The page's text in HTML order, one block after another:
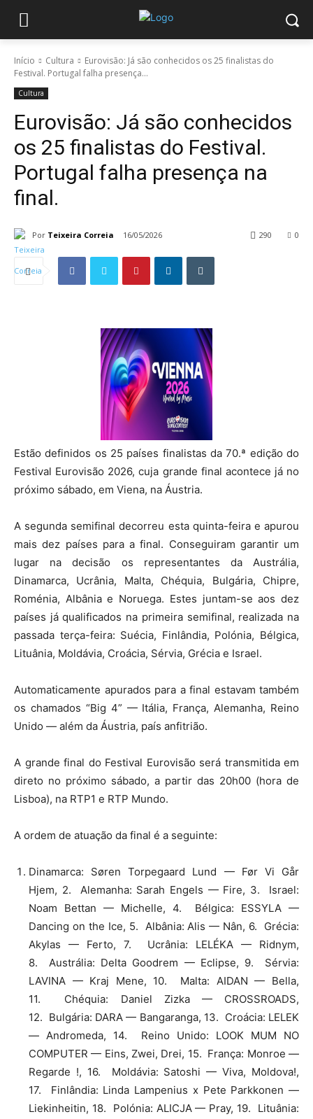
Início Cultura
Eurovisão: Já são conhecidos os 25 finalistas do
Festival. Portugal falha presença...
Cultura
Eurovisão: Já são conhecidos
os 25 finalistas do Festival.
Portugal falha presença na
final.
Por Teixeira Correia 16/05/2026 0
290
Estão definidos os 25 países finalistas da 70.ª edição do
Festival Eurovisão 2026, cuja grande final acontece já no
próximo sábado, em Viena, na Áustria.
A segunda semifinal decorreu esta quinta-feira e apurou
mais dez países para a final. Conseguiram garantir um
lugar na decisão os representantes da Austrália,
Dinamarca, Ucrânia, Malta, Chéquia, Bulgária, Chipre,
Roménia, Albânia e Noruega. Estes juntam-se aos dez
países já qualificados na primeira semifinal, realizada na
passada terça-feira: Suécia, Finlândia, Polónia, Bélgica,
Lituânia, Moldávia, Croácia, Sérvia, Grécia e Israel.
Automaticamente apurados para a final estavam também
os chamados “Big 4” — Itália, França, Alemanha, Reino
Unido — além da Áustria, país anfitrião.
A grande final do Festival Eurovisão será transmitida em
direto no próximo sábado, a partir das 20h00 (hora de
Lisboa), na RTP1 e RTP Mundo.
A ordem de atuação da final é a seguinte:
Dinamarca: Søren Torpegaard Lund — Før Vi Går
Hjem, 2. Alemanha: Sarah Engels — Fire, 3. Israel:
Noam Bettan — Michelle, 4. Bélgica: ESSYLA —
Dancing on the Ice, 5. Albânia: Alis — Nân, 6. Grécia:
Akylas — Ferto, 7. Ucrânia: LELÉKA — Ridnym,
8. Austrália: Delta Goodrem — Eclipse, 9. Sérvia:
LAVINA — Kraj Mene, 10. Malta: AIDAN — Bella,
11. Chéquia: Daniel Zizka — CROSSROADS,
12. Bulgária: DARA — Bangaranga, 13. Croácia: LELEK
— Andromeda, 14. Reino Unido: LOOK MUM NO
COMPUTER — Eins, Zwei, Drei, 15. França: Monroe —
Regarde !, 16. Moldávia: Satoshi — Viva, Moldova!,
17. Finlândia: Linda Lampenius x Pete Parkkonen —
Liekinheitin, 18. Polónia: ALICJA — Pray, 19. Lituânia: